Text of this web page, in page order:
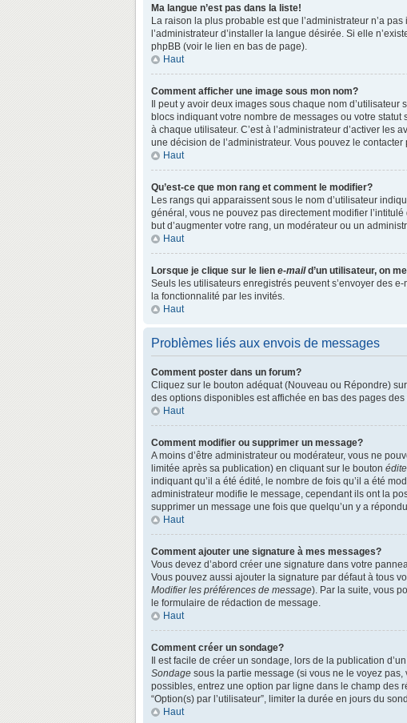
Ma langue n’est pas dans la liste!
La raison la plus probable est que l’administrateur n’a
l’administrateur d’installer la langue désirée. Si elle
phpBB (voir le lien en bas de page).
Haut
Comment afficher une image sous mon nom?
Il peut y avoir deux images sous chaque nom
blocs indiquant votre nombre de messages ou votre
à chaque utilisateur. C’est à l’administrateur d’activer les
une décision de l’administrateur. Vous pouvez le
Haut
Qu’est-ce que mon rang et comment le modifier?
Les rangs qui apparaissent sous le nom d’utilisateur
général, vous ne pouvez pas directement modifier
but d’augmenter votre rang, un modérateur ou un
Haut
Lorsque je clique sur le lien e-maild’un utilisateur, on
Seuls les utilisateurs enregistrés peuvent s’envoyer des
la fonctionnalité par les invités.
Haut
Problèmes liés aux envois de messages
Comment poster dans un forum?
Cliquez sur le bouton adéquat (Nouveau ou Répondre)
des options disponibles est affichée en bas des pages
Haut
Comment modifier ou supprimer un message?
A moins d’être administrateur ou modérateur, vous ne
limitée après sa publication) en cliquant sur le bouton
indiquant qu’il a été édité, le nombre de fois qu’il a été
administrateur modifie le message, cependant ils ont la
supprimer un message une fois que quelqu’un y a
Haut
Comment ajouter une signature à mes messages?
Vous devez d’abord créer une signature dans votre
Vous pouvez aussi ajouter la signature par défaut à tous
Modifier les préférences de message). Par la suite, vous
le formulaire de rédaction de message.
Haut
Comment créer un sondage?
Il est facile de créer un sondage, lors de la publication
Sondage sous la partie message (si vous ne le voyez
possibles, entrez une option par ligne dans le champ des
“Option(s) par l’utilisateur”, limiter la durée en jours du
Haut